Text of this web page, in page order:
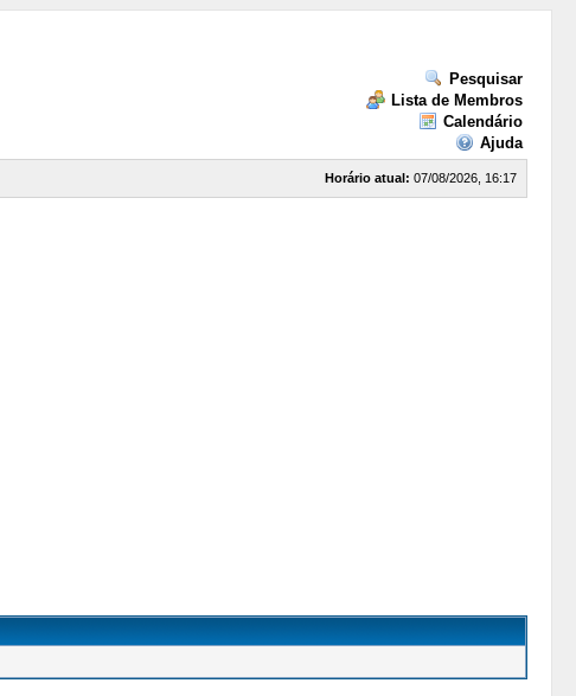
Pesquisar
Lista de Membros
Calendário
Ajuda
Horário atual: 07/08/2026, 16:17